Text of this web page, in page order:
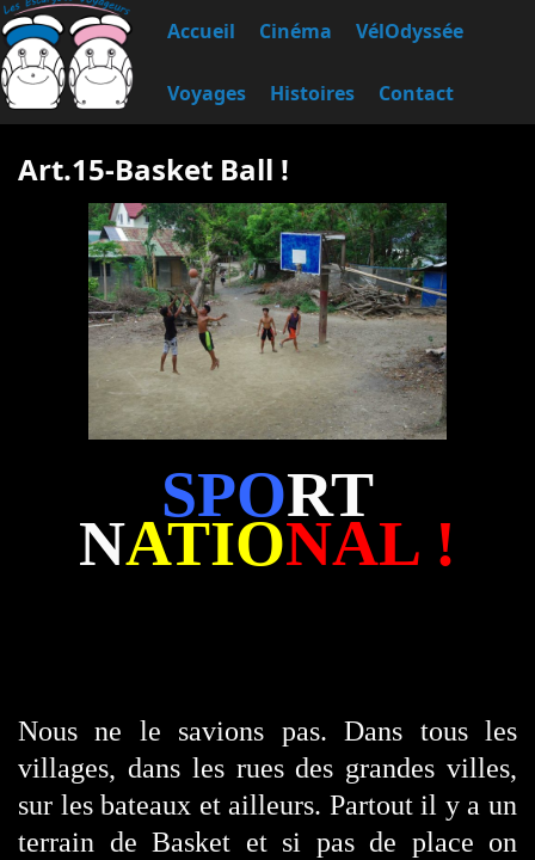
Accueil Cinéma VélOdyssée
Voyages Histoires Contact
Art.15-Basket Ball !
SPORT
NATIONAL !
Nous ne le savions pas. Dans tous les
villages, dans les rues des grandes villes,
sur les bateaux et ailleurs. Partout il y a un
terrain de Basket et si pas de place on